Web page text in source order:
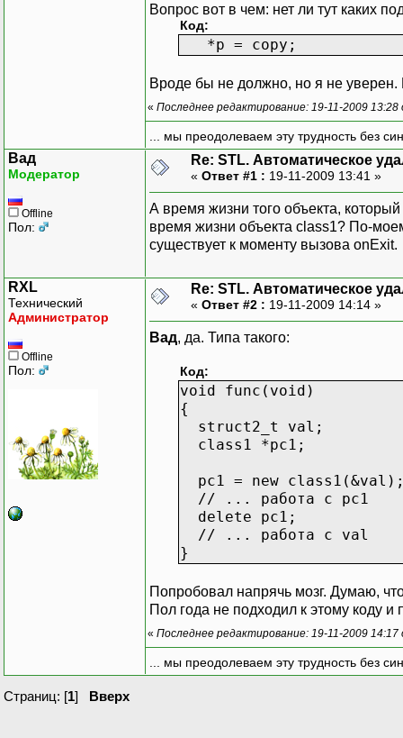
class1::class1(struct2_t
{
this->p = p;
copy = *p;
}
void
{
if (....)
*p = copy;
Вопрос вот в чем: нет ли тут каких
Код:
*p = copy;
Вроде бы не должно, но я не уверен.
« Последнее редактирование: 19-11-2009 13:28
... мы преодолеваем эту трудность без
Вад
Модератор
Offline
Пол:
Re: STL. Автоматическое
« Ответ #1 : 19-11-2009 13:41 »
А время жизни того объекта,
время жизни объекта class1? По-
существует к моменту вызова onExit.
RXL
Технический
Администратор
Offline
Пол:
Re: STL. Автоматическое
« Ответ #2 : 19-11-2009 14:14 »
Вад, да. Типа такого:
Код:
void func(void)
{
struct2_t val;
class1 *pc1;
pc1 = new
// ... работа с pc1
delete pc1;
// ... работа с val
}
Попробовал напрячь мозг. Думаю,
Пол года не подходил к этому коду и
« Последнее редактирование: 19-11-2009 14:17
... мы преодолеваем эту трудность без
Страниц: [1] Вверх